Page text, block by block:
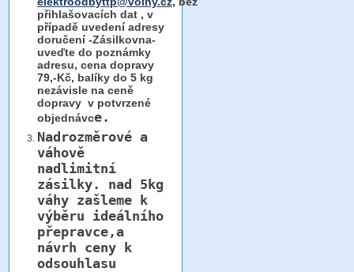
přihlašovacích dat , v
případě uvedení adresy
doručení -Zásilkovna-
uveďte do poznámky
adresu, cena dopravy
79,-Kč, balíky do 5 kg
nezávisle na ceně
dopravy v potvrzené
objednávce.
Nadrozměrové a
váhově
nadlimitní
zásilky. nad 5kg
váhy zašleme k
výběru ideálního
přepravce,a
návrh ceny k
odsouhlasu